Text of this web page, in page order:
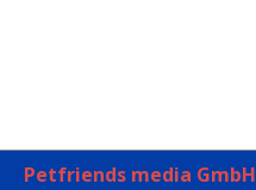
Petfriends media GmbH